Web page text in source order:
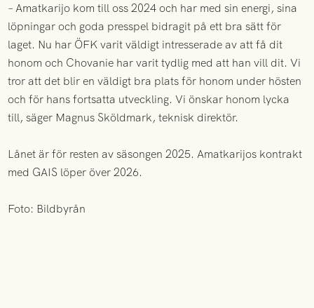
– Amatkarijo kom till oss 2024 och har med sin energi, sina
löpningar och goda presspel bidragit på ett bra sätt för
laget. Nu har ÖFK varit väldigt intresserade av att få dit
honom och Chovanie har varit tydlig med att han vill dit. Vi
tror att det blir en väldigt bra plats för honom under hösten
och för hans fortsatta utveckling. Vi önskar honom lycka
till, säger Magnus Sköldmark, teknisk direktör.
Lånet är för resten av säsongen 2025. Amatkarijos kontrakt
med GAIS löper över 2026.
Foto: Bildbyrån